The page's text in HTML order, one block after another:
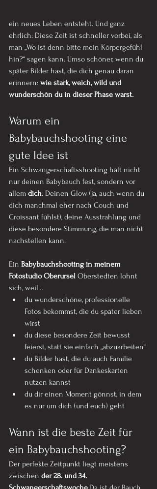
ein neues Leben entsteht. Und ganz
ehrlich: Diese Zeit ist schneller vorbei, als
man „Wo ist denn bitte mein Körpergefühl
hin?“ sagen kann. Umso schöner, wenn du
später Bilder hast, die dich genau daran
erinnern: wie stark, weich, wild und
wunderschön du in dieser Phase warst.
Warum ein
Babybauchshooting eine
gute Idee ist
Ein Schwangerschaftsshooting hält nicht
nur deinen Babybauch fest, sondern vor
allem dich. Deinen Glow (ja, auch wenn du
dich manchmal eher nach Couch und
Croissant fühlst), deine Ausstrahlung und
diese besondere Stimmung, die man nicht
nachstellen kann.
Ein Babybauchshooting in meinem
Fotostudio Oberursel Oberstedten lohnt
sich, weil…
du wunderschöne, professionelle
Fotos bekommst, die du später lieben
wirst
du diese besondere Zeit bewusst
feierst, statt sie einfach „abzuarbeiten“
du Bilder hast, die du auch Familie
schenken oder für Dankeskarten
nutzen kannst
du dir einen Moment gönnst, in dem
es nur um dich (und euch) geht
Wann ist die beste Zeit für
ein Babybauchshooting?
Der perfekte Zeitpunkt liegt meistens
zwischen der 28. und 34.